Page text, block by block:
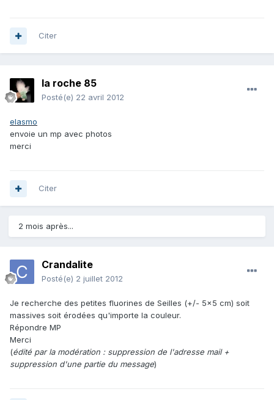
Citer
la roche 85
Posté(e) 22 avril 2012
elasmo
envoie un mp avec photos
merci
Citer
2 mois après...
Crandalite
Posté(e) 2 juillet 2012
Je recherche des petites fluorines de Seilles (+/- 5x5 cm) soit
massives soit érodées qu'importe la couleur.
Répondre MP
Merci
(édité par la modération : suppression de l'adresse mail +
suppression d'une partie du message)